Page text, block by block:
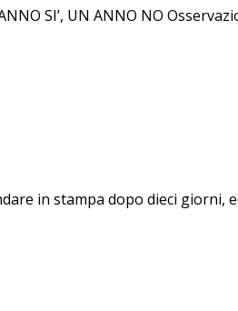
ANNO SI’, UN ANNO NO
in stampa dopo dieci giorni,